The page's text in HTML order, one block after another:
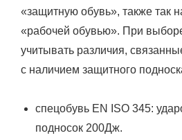
«защитную обувь», также так
«рабочей обувью». При
учитывать различия,
с наличием защитного
спецобувь EN ISO 345:
подносок 200Дж.